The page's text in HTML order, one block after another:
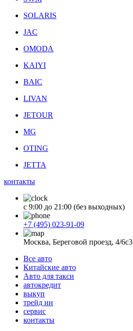
SOLARIS
JAC
OMODA
KAIYI
BAIC
LIVAN
JETOUR
MG
OTING
JETTA
контакты
с 9:00 до 21:00 (без выходных)
+7 (495) 023-91-09
Москва, Береговой проезд, 4/6с3
Все авто
Китайские авто
Авто для такси
автокредит
выкуп
трейд ин
сервис
контакты